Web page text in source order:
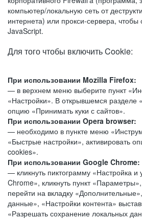
компьютер/локальную сеть от
интернета) или прокси-сервера, чтобы
JavaScript.
Для того чтобы включить Cookie:
При использовании Mozilla Firefox:
— в верхнем меню выберите пункт
«Настройки». В открывшемся разделе
опцию «Принимать куки с сайтов».
При использовании Opera browser:
— необходимо в пункте меню
«Быстрые настройки», активировать
cookies».
При использовании Google Chrome:
— кликнуть пиктограмму «Настройка и
Chrome», кликнуть пункт
перейти на вкладку
данные», «Настройки контента»
«Разрешать сохранение локальных